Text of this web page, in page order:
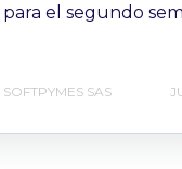
para el segundo
SOFTPYMES SAS